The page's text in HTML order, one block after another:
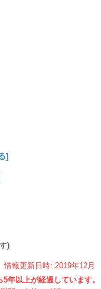
]
)
情報更新日時: 2019年12月